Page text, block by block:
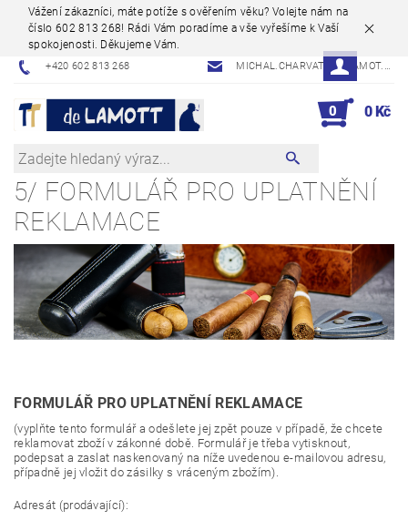
Vážení zákazníci, máte potíže s ověřením věku? Volejte nám na
číslo 602 813 268! Rádi Vám poradíme a vše vyřešíme k Vaší
spokojenosti. Děkujeme Vám.
+420 602 813 268 MICHAL.CHARVAT@DELAMOT.CZ
0 0 Kč
5/ FORMULÁŘ PRO UPLATNĚNÍ
REKLAMACE
FORMULÁŘ PRO UPLATNĚNÍ REKLAMACE
(vyplňte tento formulář a odešlete jej zpět pouze v případě, že chcete
reklamovat zboží v zákonné době. Formulář je třeba vytisknout,
podepsat a zaslat naskenovaný na níže uvedenou e-mailovou adresu,
případně jej vložit do zásilky s vráceným zbožím).
Adresát (prodávající):